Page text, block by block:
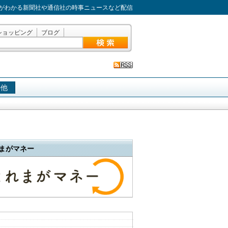
わかる新聞社や通信社の時事ニュースなど配信
ョッピング ブログ
がマネー